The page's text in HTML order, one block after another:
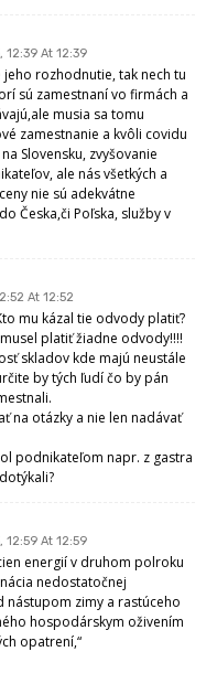
At 12:39
rozhodnutie, tak nech tu
sú zamestnaní vo firmách a
musia sa tomu
zamestnanie a kvôli covidu
Slovensku, zvyšovanie
ale nás všetkých a
nie sú adekvátne
Česka,či Poľska, služby v
At 12:52
mu kázal tie odvody platiť?
platiť žiadne odvody!!!!
skladov kde majú neustále
by tých ľudí čo by pán
na otázky a nie len nadávať
podnikateľom napr. z gastra
At 12:59
energií v druhom polroku
nedostatočnej
zimy a rastúceho
hospodárskym oživením
opatrení,“